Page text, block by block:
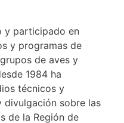
y participado en
y programas de
de aves y
1984 ha
técnicos y
divulgación sobre las
de la Región de